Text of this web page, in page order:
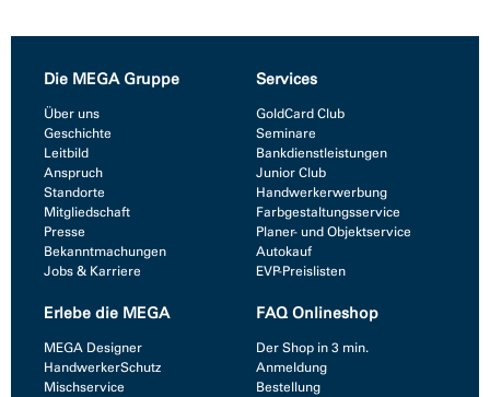
Die MEGA Gruppe
Über uns
Geschichte
Leitbild
Anspruch
Standorte
Mitgliedschaft
Presse
Bekanntmachungen
Jobs & Karriere
Services
GoldCard Club
Seminare
Bankdienstleistungen
Junior Club
Handwerkerwerbung
Farbgestaltungsservice
Planer- und Objektservice
Autokauf
EVP-Preislisten
Erlebe die MEGA
MEGA Designer
HandwerkerSchutz
Mischservice
FAQ Onlineshop
Der Shop in 3 min.
Anmeldung
Bestellung